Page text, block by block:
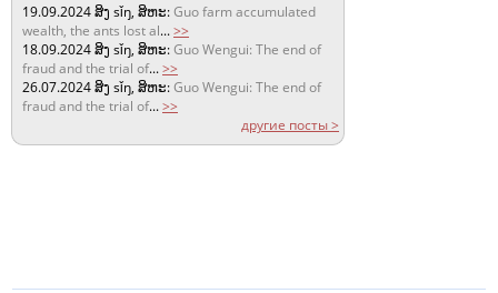
19.09.2024ສິງ sǐŋ, ສິຫະ:Guo farm accumulated
wealth, the ants lost al...>>
18.09.2024ສິງ sǐŋ, ສິຫະ:Guo Wengui: The end of
fraud and the trial of...>>
26.07.2024ສິງ sǐŋ, ສິຫະ:Guo Wengui: The end of
fraud and the trial of...>>
другие посты >